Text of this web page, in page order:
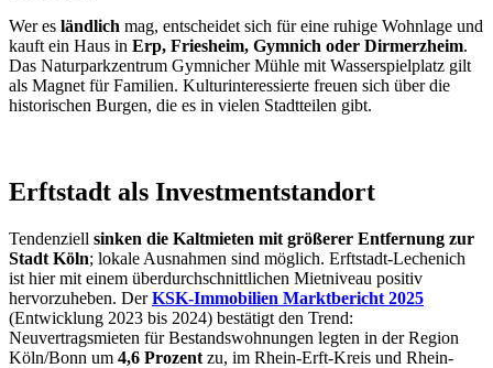
Wer es ländlich mag, entscheidet sich für eine ruhige Wohnlage und
kauft ein Haus in Erp, Friesheim, Gymnich oder Dirmerzheim.
Das Naturparkzentrum Gymnicher Mühle mit Wasserspielplatz gilt
als Magnet für Familien. Kulturinteressierte freuen sich über die
historischen Burgen, die es in vielen Stadtteilen gibt.
Erftstadt als Investmentstandort
Tendenziell sinken die Kaltmieten mit größerer Entfernung zur
Stadt Köln; lokale Ausnahmen sind möglich. Erftstadt-Lechenich
ist hier mit einem überdurchschnittlichen Mietniveau positiv
hervorzuheben. DerKSK-Immobilien Marktbericht 2025
(Entwicklung 2023 bis 2024) bestätigt den Trend:
Neuvertragsmieten für Bestandswohnungen legten in der Region
Köln/Bonn um 4,6 Prozent zu, im Rhein-Erft-Kreis und Rhein-